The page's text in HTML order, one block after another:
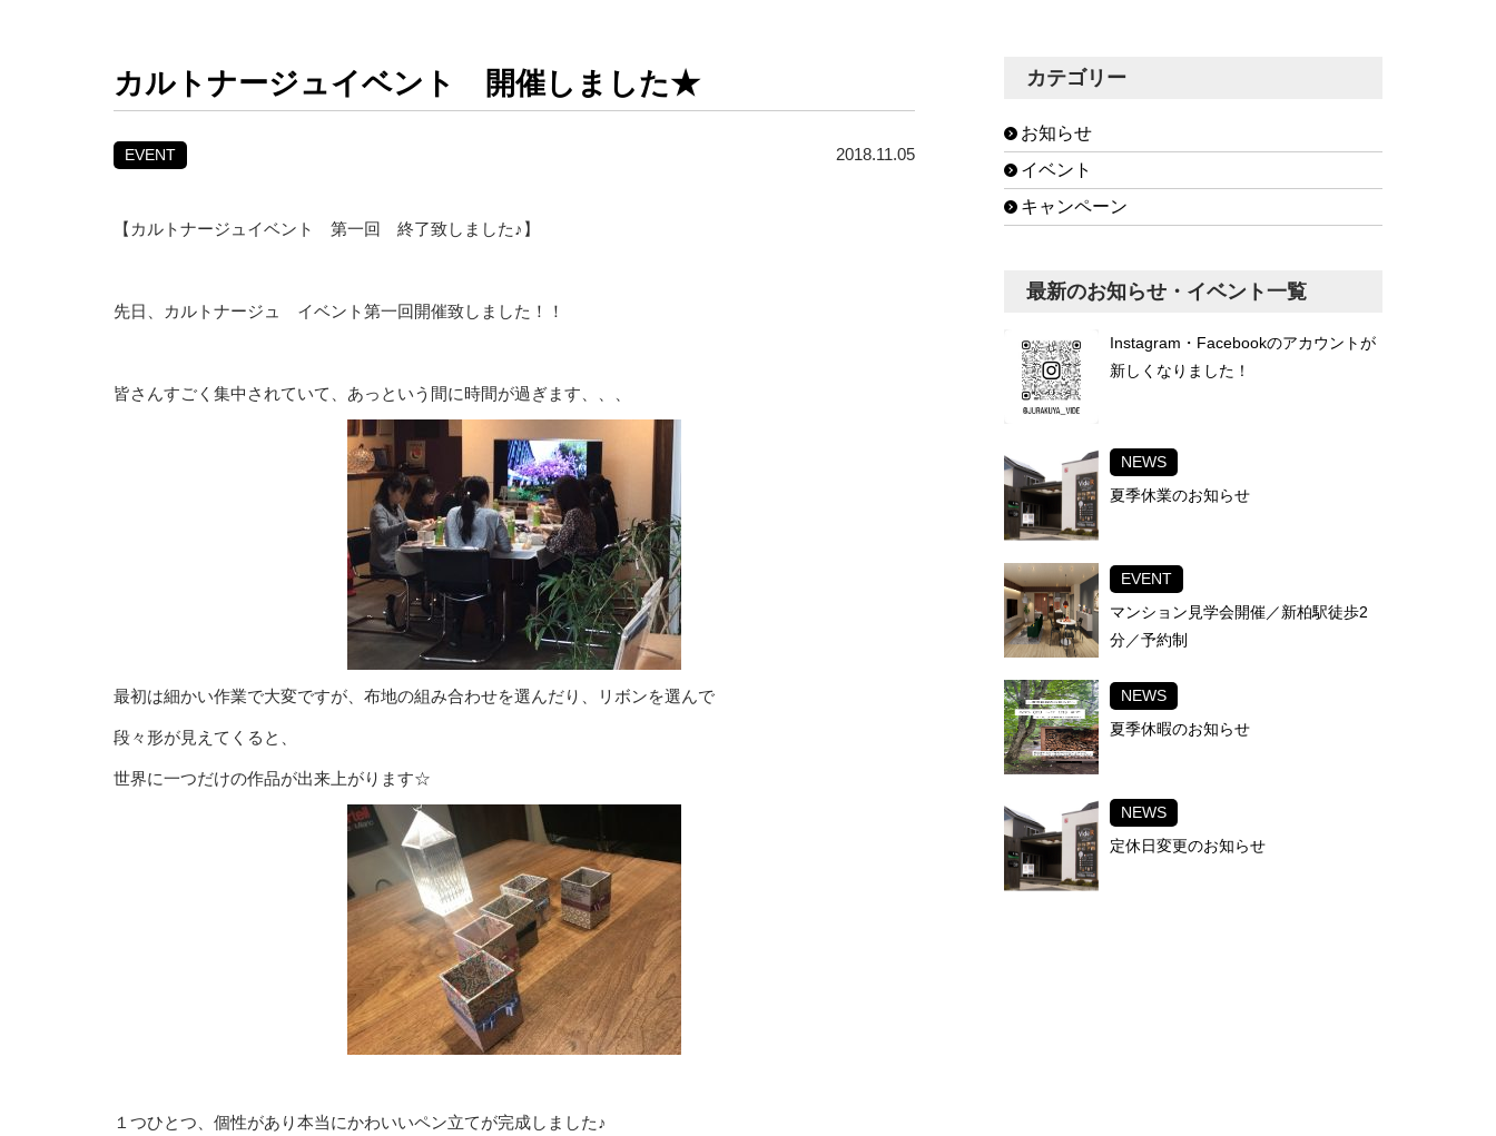
カルトナージュイベント 開催しました★
EVENT 2018.11.05
【カルトナージュイベント 第一回 終了致しました♪】
先日、カルトナージュ イベント第一回開催致しました！！
皆さんすごく集中されていて、あっという間に時間が過ぎます、、、
最初は細かい作業で大変ですが、布地の組み合わせを選んだり、リボンを選んで
段々形が見えてくると、
世界に一つだけの作品が出来上がります☆
１つひとつ、個性があり本当にかわいいペン立てが完成しました♪
カテゴリー
お知らせ
イベント
キャンペーン
最新のお知らせ・イベント一覧
Instagram・Facebookのアカウントが
新しくなりました！
NEWS
夏季休業のお知らせ
EVENT
マンション見学会開催／新柏駅徒歩2
分／予約制
NEWS
夏季休暇のお知らせ
NEWS
定休日変更のお知らせ